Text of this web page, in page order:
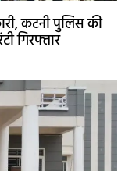
कटनी पुलिस की
गिरफ्तार